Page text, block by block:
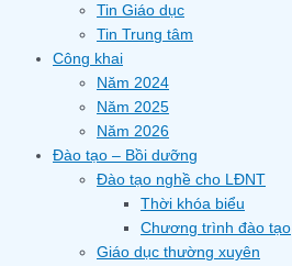
Tin Giáo dục
Tin Trung tâm
Công khai
Năm 2024
Năm 2025
Năm 2026
Đào tạo – Bồi dưỡng
Đào tạo nghề cho LĐNT
Thời khóa biểu
Chương trình đào tạo
Giáo dục thường xuyên